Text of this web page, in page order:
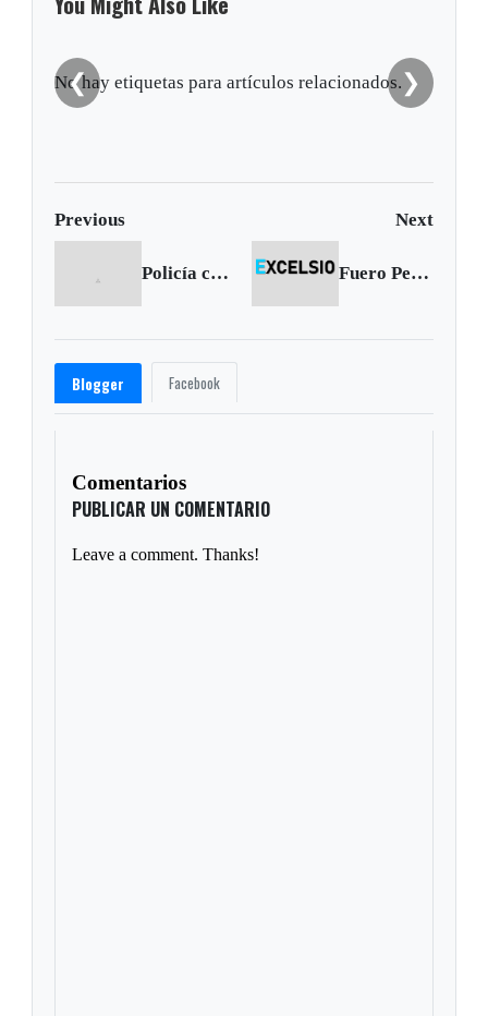
❮
No hay etiquetas para artículos relacionados.❯
Previous Next
Policía capturó banda de fleteros en Tunja Fuero Pernal Militar ya es un hecho
Blogger Facebook
Comentarios
PUBLICAR UN COMENTARIO
Leave a comment. Thanks!